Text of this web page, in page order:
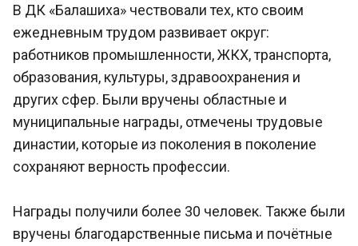
В ДК «Балашиха» чествовали тех, кто своим
ежедневным трудом развивает округ:
работников промышленности, ЖКХ, транспорта,
образования, культуры, здравоохранения и
других сфер. Были вручены областные и
муниципальные награды, отмечены трудовые
династии, которые из поколения в поколение
сохраняют верность профессии.
Награды получили более 30 человек. Также были
вручены благодарственные письма и почётные